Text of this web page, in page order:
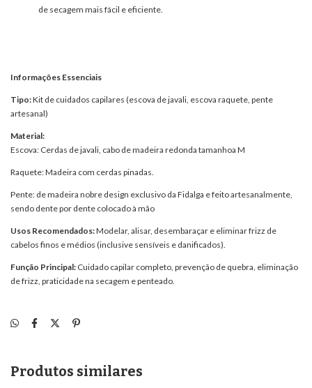
de secagem mais fácil e eficiente.
Informações Essenciais
Tipo:Kit de cuidados capilares (escova de javali, escova raquete, pente
artesanal)
Material:
Escova: Cerdas de javali, cabo de madeira redonda tamanhoa M
Raquete: Madeira com cerdas pinadas.
Pente: de madeira nobre design exclusivo da Fidalga e feito artesanalmente,
sendo dente por dente colocado à mão
Usos Recomendados:Modelar, alisar, desembaraçar e eliminar frizz de
cabelos finos e médios (inclusive sensíveis e danificados).
Função Principal: Cuidado capilar completo, prevenção de quebra, eliminação
de frizz, praticidade na secagem e penteado.
Produtos similares